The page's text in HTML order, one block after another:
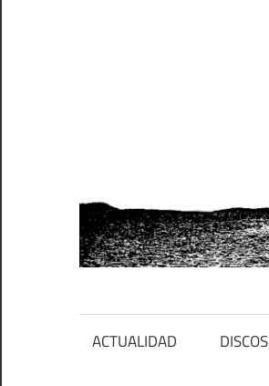
Primero
fue
ACTUALIDAD DISCOS